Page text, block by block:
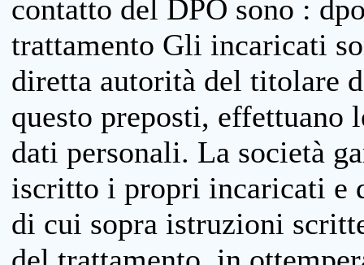
contatto del DPO sono :
trattamento Gli incaricati
diretta autorità del titolare
questo preposti, effettuano
dati personali. La società
iscritto i propri incaricati e
di cui sopra istruzioni